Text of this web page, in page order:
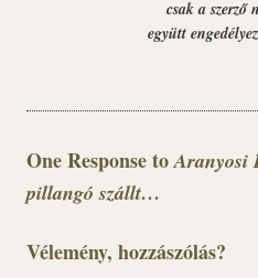
csak a szerző
együtt
One Response toAranyosi
pillangó szállt…
Vélemény, hozzászólás?